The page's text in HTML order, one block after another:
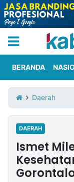
Iklan
Berita
Kami
Nasional
International
Olahraga
Entertainment
Daerah
Pariwisata
Kuliner
Kolom
BERANDA
Daerah
DAERAH
Ismet